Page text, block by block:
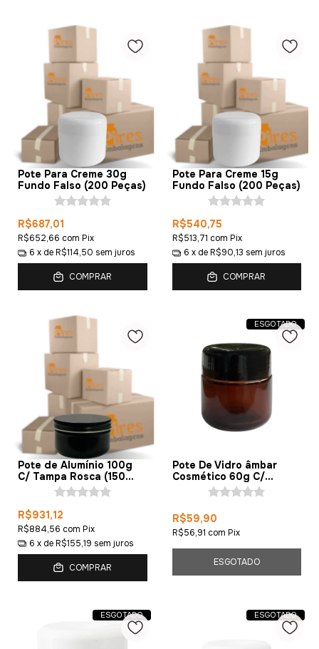
Pote Para Creme 30g
Fundo Falso (200 Peças)
R$687,01
R$652,66 com Pix
6 x deR$114,50 sem juros
COMPRAR
Pote Para Creme 15g
Fundo Falso (200 Peças)
R$540,75
R$513,71 com Pix
6 x deR$90,13 sem juros
COMPRAR
Pote de Alumínio 100g
C/ Tampa Rosca (150
R$931,12
R$884,56 com Pix
6 x deR$155,19 sem juros
COMPRAR
ESGOTADO
Pote De Vidro âmbar
Cosmético 60g C/
Tampa (5 Peças)
R$59,90
R$56,91 com Pix
ESGOTADO
ESGOTADO ESGOTADO